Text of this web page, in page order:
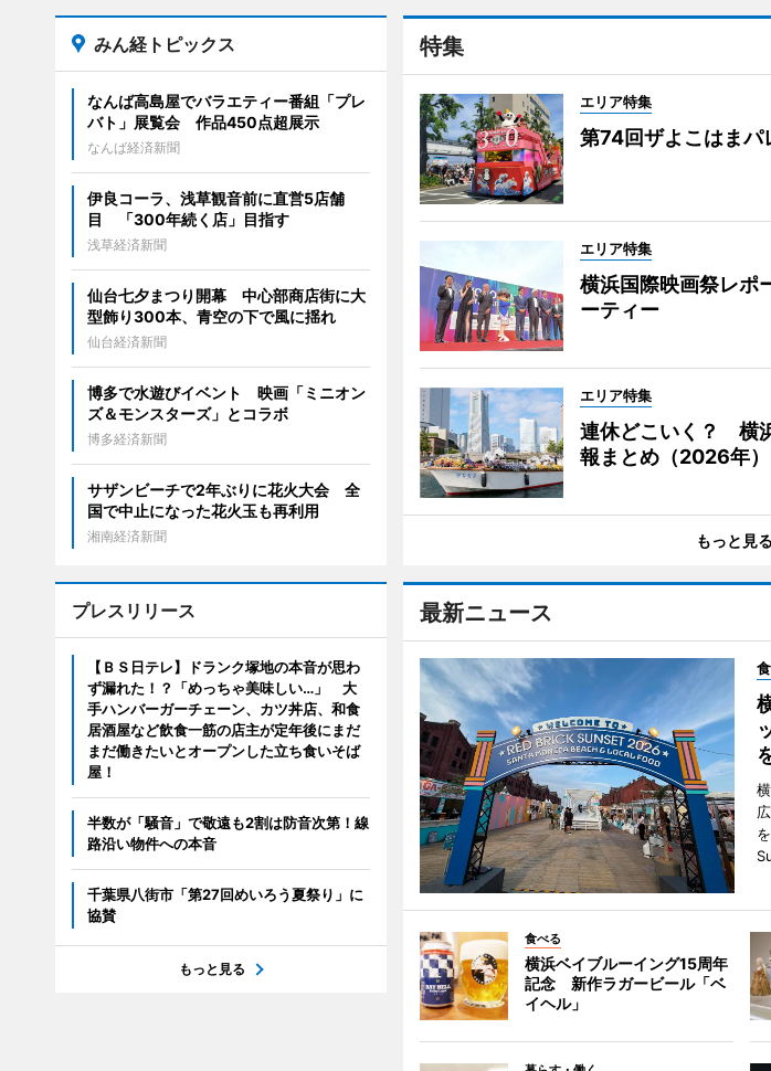
特集
エリア特集
第74回ザよこはま
エリア特集
横浜国際映画祭レ
ーティー
エリア特集
連休どこいく？ 横
報まとめ（2026年）
もっと見る
最新ニュース
食べる
横浜ベイブルーイング15周年
記念 新作ラガービール「ベ
イヘル」
みん経トピックス
なんば高島屋でバラエティー番組「プレ
バト」展覧会 作品450点超展示
なんば経済新聞
伊良コーラ、浅草観音前に直営5店舗
目 「300年続く店」目指す
浅草経済新聞
仙台七夕まつり開幕 中心部商店街に大
型飾り300本、青空の下で風に揺れ
仙台経済新聞
博多で水遊びイベント 映画「ミニオン
ズ＆モンスターズ」とコラボ
博多経済新聞
サザンビーチで2年ぶりに花火大会 全
国で中止になった花火玉も再利用
湘南経済新聞
プレスリリース
【ＢＳ日テレ】ドランク塚地の本音が思わ
ず漏れた！？「めっちゃ美味しい…」 大
手ハンバーガーチェーン、カツ丼店、和食
居酒屋など飲食一筋の店主が定年後にまだ
まだ働きたいとオープンした立ち食いそば
屋！
半数が「騒音」で敬遠も2割は防音次第！線
路沿い物件への本音
千葉県八街市「第27回めいろう夏祭り」に
協賛
もっと見る